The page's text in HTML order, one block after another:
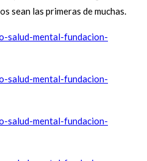
sean las primeras de muchas.